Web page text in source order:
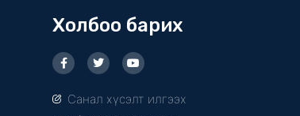
Холбоо барих
F
a
c
b
T
w
i
t
Y
o
u
u
Санал хүсэлт илгээх